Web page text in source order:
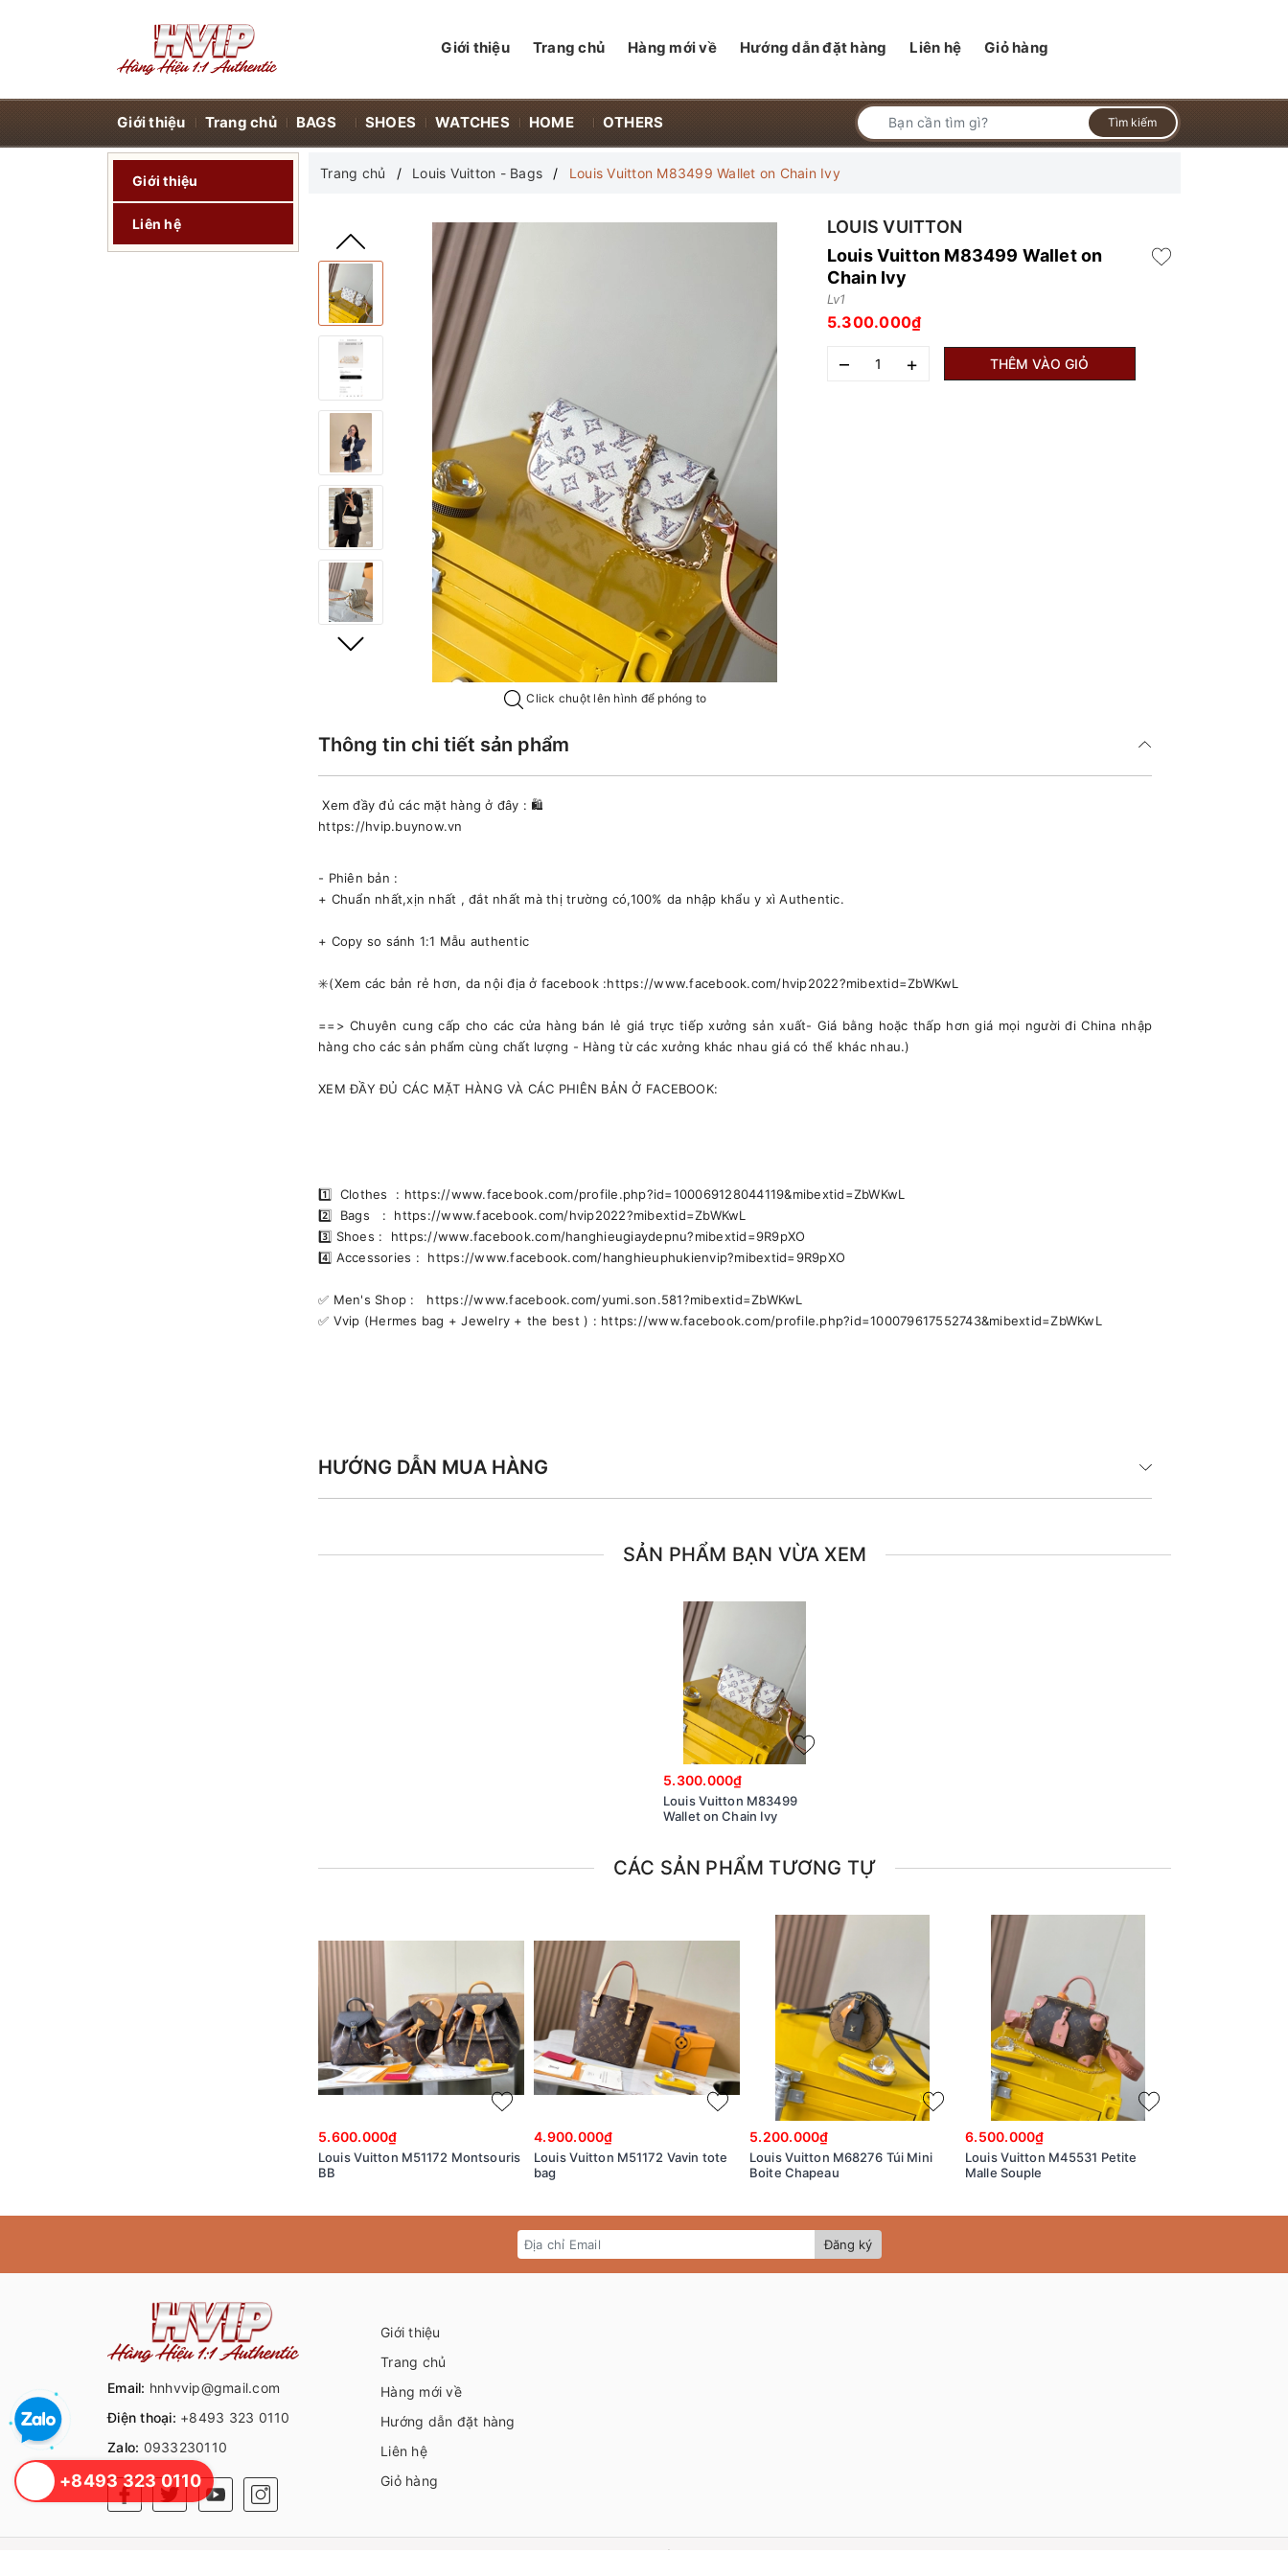
Giới thiệu Trang chủ Hàng mới về Hướng dẫn đặt hàng Liên hệ Giỏ hàng
Giới thiệu Trang chủ BAGS SHOES WATCHES HOME OTHERS Tìm kiếm
Giới thiệu
Liên hệ
Trang chủ Louis Vuitton - Bags Louis Vuitton M83499 Wallet on Chain Ivy
Click chuột lên hình để phóng to
LOUIS VUITTON
Louis Vuitton M83499 Wallet on
Chain Ivy
Lv1
5.300.000₫
– + THÊM VÀO GIỎ
Thông tin chi tiết sản phẩm
Xem đầy đủ các mặt hàng ở đây : 🛍
https://hvip.buynow.vn
- Phiên bản :
+ Chuẩn nhất,xịn nhất , đắt nhất mà thị trường có,100% da nhập khẩu y xì Authentic.
+ Copy so sánh 1:1 Mẫu authentic
✳️(Xem các bản rẻ hơn, da nội địa ở facebook :https://www.facebook.com/hvip2022?mibextid=ZbWKwL
==> Chuyên cung cấp cho các cửa hàng bán lẻ giá trực tiếp xưởng sản xuất- Giá bằng hoặc thấp hơn giá mọi người đi China nhập
hàng cho các sản phẩm cùng chất lượng - Hàng từ các xưởng khác nhau giá có thể khác nhau.)
XEM ĐẦY ĐỦ CÁC MẶT HÀNG VÀ CÁC PHIÊN BẢN Ở FACEBOOK:
1️⃣ Clothes : https://www.facebook.com/profile.php?id=100069128044119&mibextid=ZbWKwL
2️⃣ Bags : https://www.facebook.com/hvip2022?mibextid=ZbWKwL
3️⃣ Shoes : https://www.facebook.com/hanghieugiaydepnu?mibextid=9R9pXO
4️⃣ Accessories : https://www.facebook.com/hanghieuphukienvip?mibextid=9R9pXO
✅️ Men's Shop : https://www.facebook.com/yumi.son.581?mibextid=ZbWKwL
✅️ Vvip (Hermes bag + Jewelry + the best ) : https://www.facebook.com/profile.php?id=100079617552743&mibextid=ZbWKwL
HƯỚNG DẪN MUA HÀNG
SẢN PHẨM BẠN VỪA XEM
5.300.000₫
Louis Vuitton M83499
Wallet on Chain Ivy
CÁC SẢN PHẨM TƯƠNG TỰ
5.600.000₫
Louis Vuitton M51172 Montsouris
BB
4.900.000₫
Louis Vuitton M51172 Vavin tote
bag
5.200.000₫
Louis Vuitton M68276 Túi Mini
Boite Chapeau
6.500.000₫
Louis Vuitton M45531 Petite
Malle Souple
Đăng ký
Email: hnhvvip@gmail.com
Điện thoại: +8493 323 0110
Zalo: 0933230110
Giới thiệu
Trang chủ
Hàng mới về
Hướng dẫn đặt hàng
Liên hệ
Giỏ hàng
+8493 323 0110